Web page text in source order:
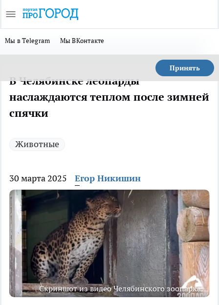
Мы в Telegram Мы ВКонтакте
Принять
В Челябинске леопарды
наслаждаются теплом после зимней
спячки
Животные
30 марта 2025 Егор Никишин
Скриншот из видео Челябинского зоопарка.